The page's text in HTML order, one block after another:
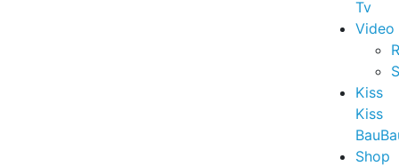
Tv
Video
Kiss
Kiss
Shop